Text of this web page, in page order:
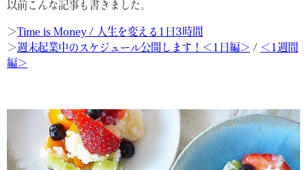
以前こんな記事も書きました。
＞Time is Money / 人生を変える1日3時間
＞週末起業中のスケジュール公開します！＜1日編＞ / ＜1週間
編＞